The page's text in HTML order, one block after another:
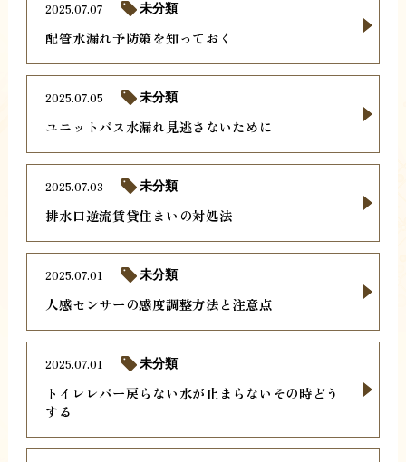
配管水漏れ予防策を知っておく
2025.07.07 未分類
ユニットバス水漏れ見逃さないために
2025.07.05 未分類
排水口逆流賃貸住まいの対処法
2025.07.03 未分類
人感センサーの感度調整方法と注意点
2025.07.01 未分類
トイレレバー戻らない水が止まらないその時どう
する
2025.07.01 未分類